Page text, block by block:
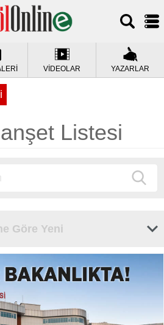
VİDEOLAR YAZARLAR
Listesi
Göre Yeni